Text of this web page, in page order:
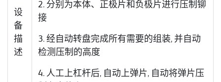
设
备
描
述
2. 分别为本体、正极片和负极片进行压制铆
接
3. 经自动转盘完成所有需要的组装, 并自动
检测压制的高度
4. 人工上杠杆后, 自动上弹片, 自动将弹片压